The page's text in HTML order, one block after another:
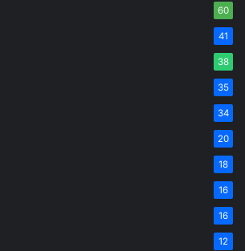
60
41
38
35
34
20
18
16
16
12